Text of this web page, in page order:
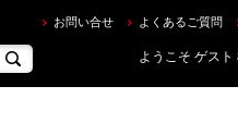
お問い合せ よくあるご質問
ようこそ ゲスト